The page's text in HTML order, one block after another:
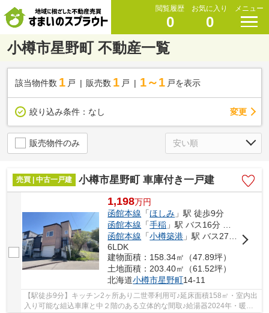
閲覧履歴
0
お気に入り
0
メニュー
小樽市星野町 不動産一覧
該当物件数 1 戸 販売数 1 戸 1～1 戸を表示
絞り込み条件： なし 変更
販売物件のみ
売買 | 中古一戸建 小樽市星野町 車庫付き一戸建
1,198万円
函館本線 「ほしみ 」駅 徒歩9分
函館本線 「手稲 」駅 バス16分 「星野中央」 停歩3分
函館本線 「小樽築港 」駅 バス27分 「星野中央」 停歩3分
6LDK
建物面積：158.34㎡（47.89坪）
土地面積：203.40㎡（61.52坪）
北海道小樽市星野町14-11
【駅徒歩9分】キッチン2ヶ所あり二世帯利用可♪延床面積158㎡・室内出
入り可能な組込車庫と中２階のある立体的な間取♪給湯器2024年・暖房